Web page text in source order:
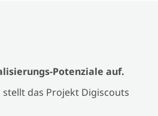
Potenziale auf.
das Projekt Digiscouts